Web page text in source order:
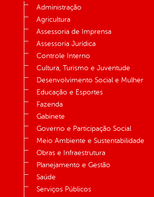
Administração
Agricultura
Assessoria de Imprensa
Assessoria Jurídica
Controle Interno
Cultura, Turismo e Juventude
Desenvolvimento Social e Mulher
Educação e Esportes
Fazenda
Gabinete
Governo e Participação Social
Meio Ambiente e Sustentabilidade
Obras e Infraestrutura
Planejamento e Gestão
Saúde
Serviços Públicos